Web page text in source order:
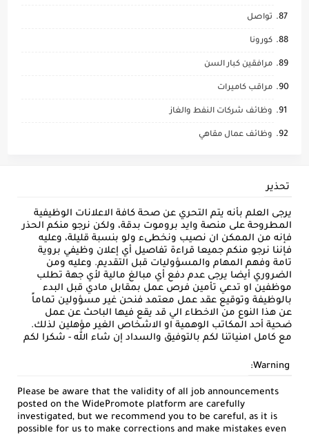
تواصل
كورونا
مرافقين كبار السن
مراقب كاميرات
وظائف شركات النفط والغاز
وظائف عمال مقاهي
تحذير
يرجى العلم بأنه يتم التحري عن صحة كافة الاعلانات الوظيفية
المطروحة على منصة وايد بروموت بدقة، ولكن نرجو منكم الحذر
فإنه من الممكن ان نصيب ونخطىء ولو بنسبة قليلة، وعليه
فإننا نرجو منكم جميعا قراءة تفاصيل أي إعلان وظيفي بروية
تامة وفهم المهام والمسؤوليات قبل التقديم. وعليه ومن
الضروري أيضا يرجى عدم دفع أي مبالغ مالية لأي جهة تطلب
موظفين او تدعي تأمين فرص عمل بمقابل مادي قبل البدء
بالوظيفة وتوقيع عقد عمل معتمد فنحن غير مسؤولين تماماً
عن هذا النوع من الاخطاء الي قد يقع فيها الباحث عن عمل
ضحية أحد المكاتب الوهمية او الاشخاص الغير مؤهلين لذلك.
مع كامل امنياتنا لكم بالتوفيق والسداد إن شاء الله - شكرا لكم
Warning:
Please be aware that the validity of all job announcements
posted on the WidePromote platform are carefully
investigated, but we recommend you to be careful, as it is
possible for us to make corrections and make mistakes even